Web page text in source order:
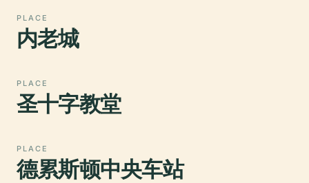
PLACE
内老城
PLACE
圣十字教堂
PLACE
德累斯顿中央车站